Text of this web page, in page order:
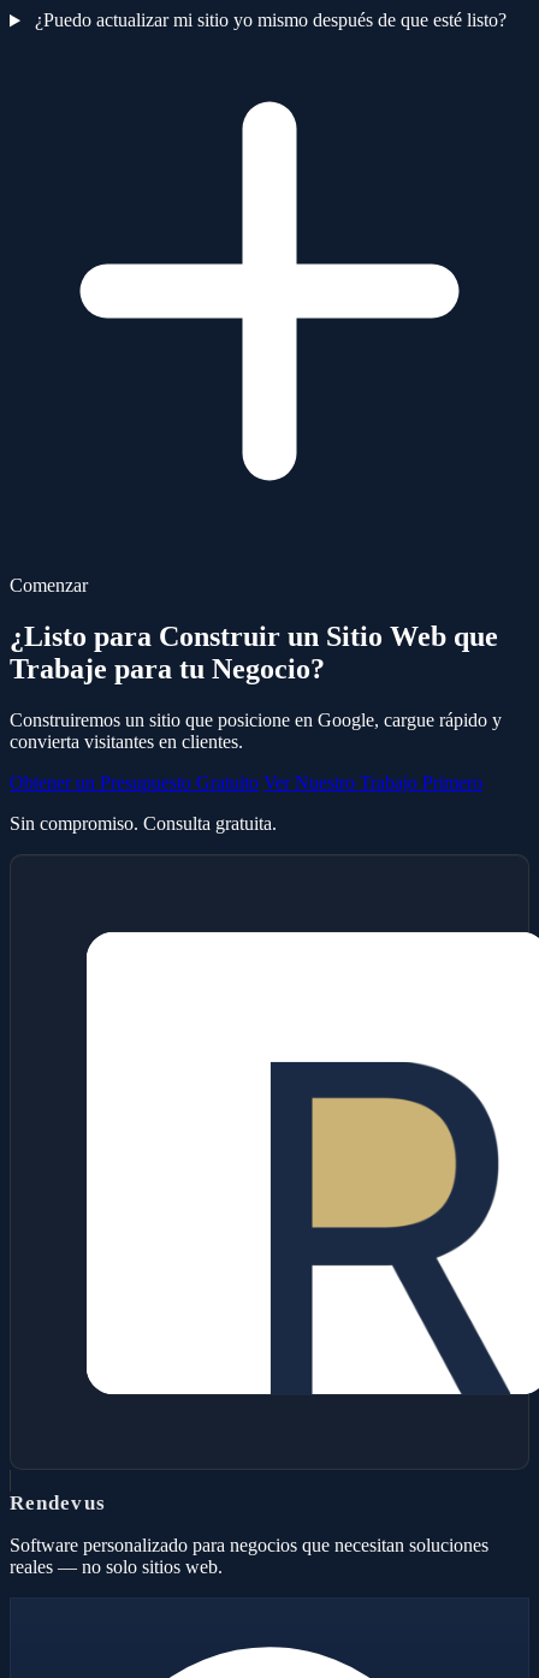
¿Puedo actualizar mi sitio yo mismo después de que esté listo?
Comenzar
¿Listo para Construir un Sitio Web que
Trabaje para tu Negocio?
Construiremos un sitio que posicione en Google, cargue rápido y
convierta visitantes en clientes.
Obtener un Presupuesto Gratuito Ver Nuestro Trabajo Primero
Sin compromiso. Consulta gratuita.
Rendevus
Software personalizado para negocios que necesitan soluciones
reales — no solo sitios web.